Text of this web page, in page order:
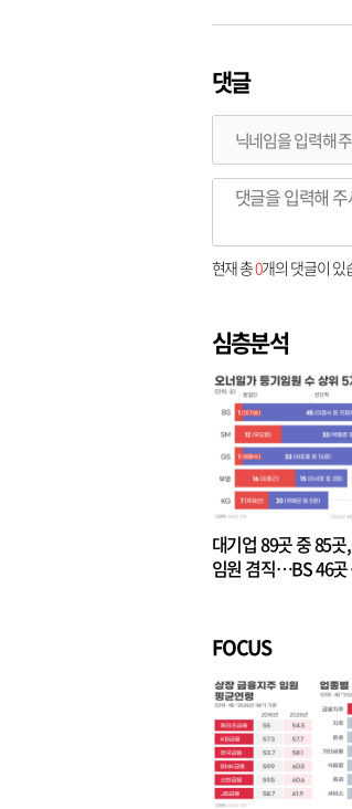
댓글
현재 총0개의 댓글이 있
심층분석
대기업 89곳 중 85
임원 겸직…BS 46곳
FOCUS